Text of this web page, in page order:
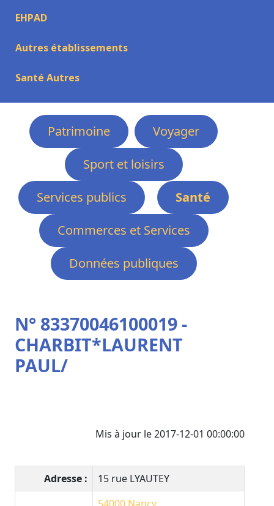
EHPAD
Autres établissements
Santé Autres
Patrimoine
Voyager
Sport et loisirs
Services publics
Santé
Commerces et Services
Données publiques
N° 83370046100019 -
CHARBIT*LAURENT
PAUL/
Mis à jour le 2017-12-01 00:00:00
Adresse :
15 rue LYAUTEY